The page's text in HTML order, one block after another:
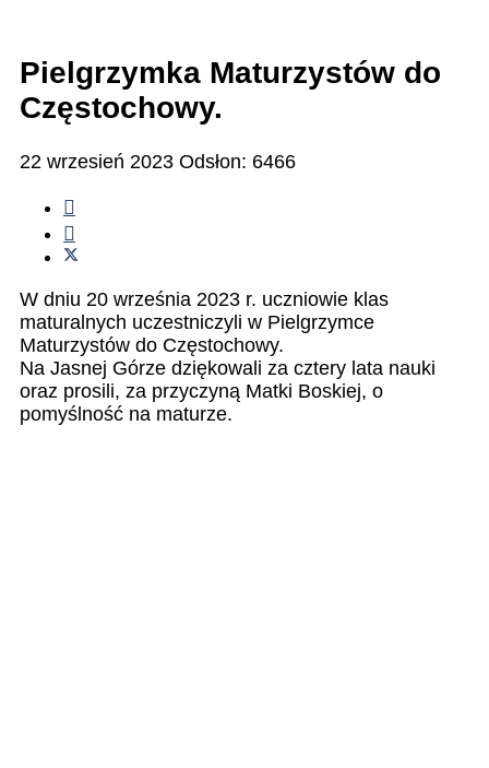
Pielgrzymka Maturzystów do
Częstochowy.
22 wrzesień 2023 Odsłon: 6466
W dniu 20 września 2023 r. uczniowie klas
maturalnych uczestniczyli w Pielgrzymce
Maturzystów do Częstochowy.
Na Jasnej Górze dziękowali za cztery lata nauki
oraz prosili, za przyczyną Matki Boskiej, o
pomyślność na maturze.